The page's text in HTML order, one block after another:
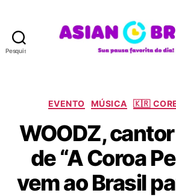
Pesquisar
A
B
R
E
A
K
C
t
e
g
o
r
EVENTO MÚSICA 🇰🇷
WOODZ,
de “A Coroa
vem ao Brasil